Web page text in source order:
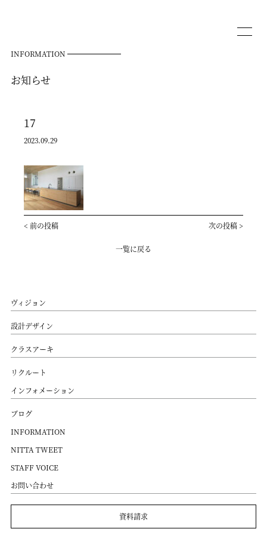
INFORMATION
お知らせ
17
2023.09.29
< 前の投稿 次の投稿 >
一覧に戻る
ヴィジョン
設計デザイン
クラスアーキ
リクルート
インフォメーション
ブログ
INFORMATION
NITTA TWEET
STAFF VOICE
お問い合わせ
資料請求